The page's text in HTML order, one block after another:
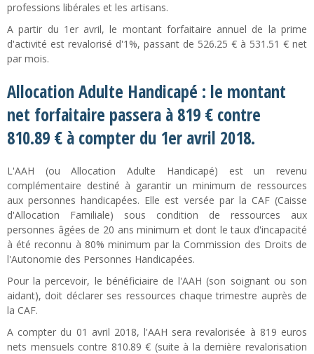
professions libérales et les artisans.
A partir du 1er avril, le montant forfaitaire annuel de la prime
d'activité est revalorisé d'1%, passant de 526.25 € à 531.51 € net
par mois.
Allocation Adulte Handicapé : le montant
net forfaitaire passera à 819 € contre
810.89 € à compter du 1er avril 2018.
L'AAH (ou Allocation Adulte Handicapé) est un revenu
complémentaire destiné à garantir un minimum de ressources
aux personnes handicapées. Elle est versée par la CAF (Caisse
d'Allocation Familiale) sous condition de ressources aux
personnes âgées de 20 ans minimum et dont le taux d'incapacité
à été reconnu à 80% minimum par la Commission des Droits de
l'Autonomie des Personnes Handicapées.
Pour la percevoir, le bénéficiaire de l'AAH (son soignant ou son
aidant), doit déclarer ses ressources chaque trimestre auprès de
la CAF.
A compter du 01 avril 2018, l'AAH sera revalorisée à 819 euros
nets mensuels contre 810.89 € (suite à la dernière revalorisation